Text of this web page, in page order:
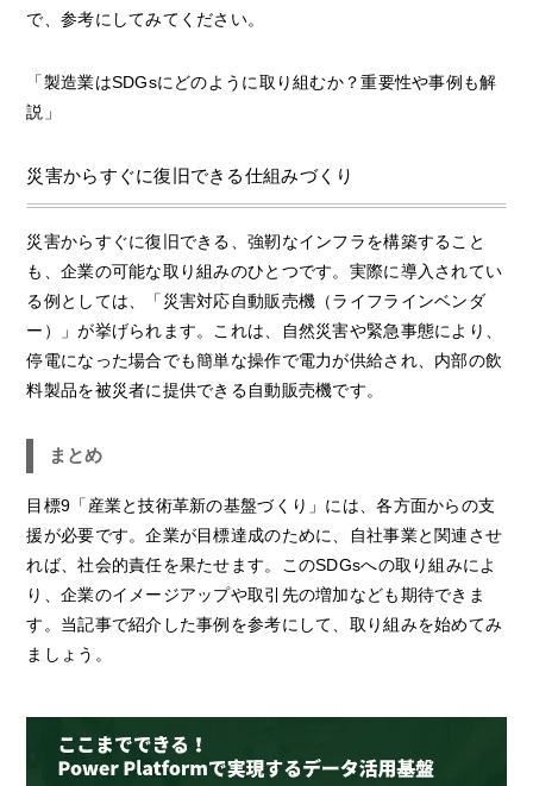
で、参考にしてみてください。
「製造業はSDGsにどのように取り組むか？重要性や事例も解
説」
災害からすぐに復旧できる仕組みづくり
災害からすぐに復旧できる、強靭なインフラを構築すること
も、企業の可能な取り組みのひとつです。実際に導入されてい
る例としては、「災害対応自動販売機（ライフラインベンダ
ー）」が挙げられます。これは、自然災害や緊急事態により、
停電になった場合でも簡単な操作で電力が供給され、内部の飲
料製品を被災者に提供できる自動販売機です。
まとめ
目標9「産業と技術革新の基盤づくり」には、各方面からの支
援が必要です。企業が目標達成のために、自社事業と関連させ
れば、社会的責任を果たせます。このSDGsへの取り組みによ
り、企業のイメージアップや取引先の増加なども期待できま
す。当記事で紹介した事例を参考にして、取り組みを始めてみ
ましょう。